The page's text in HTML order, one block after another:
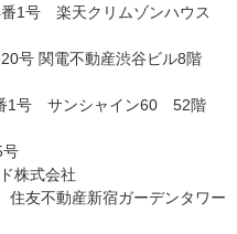
1号 楽天クリムゾンハウス
号 関電不動産渋谷ビル8階
1号 サンシャイン60 52階
号
株式会社
友不動産新宿ガーデンタワー